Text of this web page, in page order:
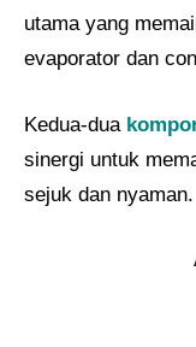
utama yang
evaporator dan
Kedua-dua
sinergi untuk
sejuk dan nyaman.